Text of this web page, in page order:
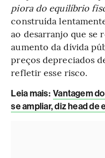
piora do equilíbrio
construída
ao desarranjo que se
aumento da dívida
preços depreciados
refletir esse risco.
Leia mais: Vantagem
se ampliar, diz head de